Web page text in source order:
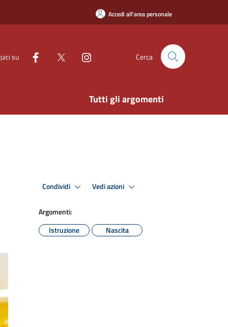
Accedi all'area personale
su Cerca
Tutti gli argomenti
Condividi Vedi azioni
Argomenti:
Istruzione
Nascita